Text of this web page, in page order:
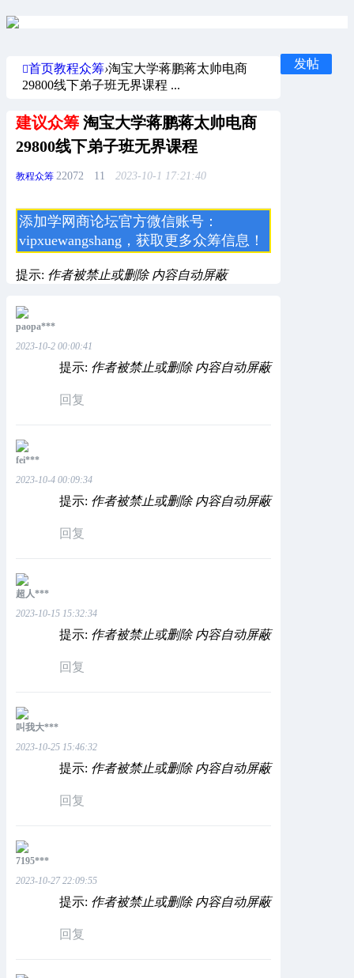
发帖
首页教程众筹›淘宝大学蒋鹏蒋太帅电商
29800线下弟子班无界课程 ...
建议众筹 淘宝大学蒋鹏蒋太帅电商
29800线下弟子班无界课程
教程众筹 22072 11 2023-10-1 17:21:40
添加学网商论坛官方微信账号：
vipxuewangshang，获取更多众筹信息！
提示: 作者被禁止或删除 内容自动屏蔽
paopa***
2023-10-2 00:00:41
提示: 作者被禁止或删除 内容自动屏蔽
回复
fei***
2023-10-4 00:09:34
提示: 作者被禁止或删除 内容自动屏蔽
回复
超人***
2023-10-15 15:32:34
提示: 作者被禁止或删除 内容自动屏蔽
回复
叫我大***
2023-10-25 15:46:32
提示: 作者被禁止或删除 内容自动屏蔽
回复
7195***
2023-10-27 22:09:55
提示: 作者被禁止或删除 内容自动屏蔽
回复